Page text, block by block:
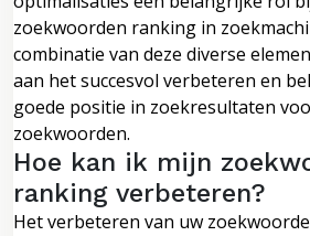
zoekwoorden ranking in
combinatie van deze diverse
aan het succesvol verbeteren en
goede positie in zoekresultaten
zoekwoorden.
Hoe kan ik mijn
ranking verbeteren?
Het verbeteren van uw